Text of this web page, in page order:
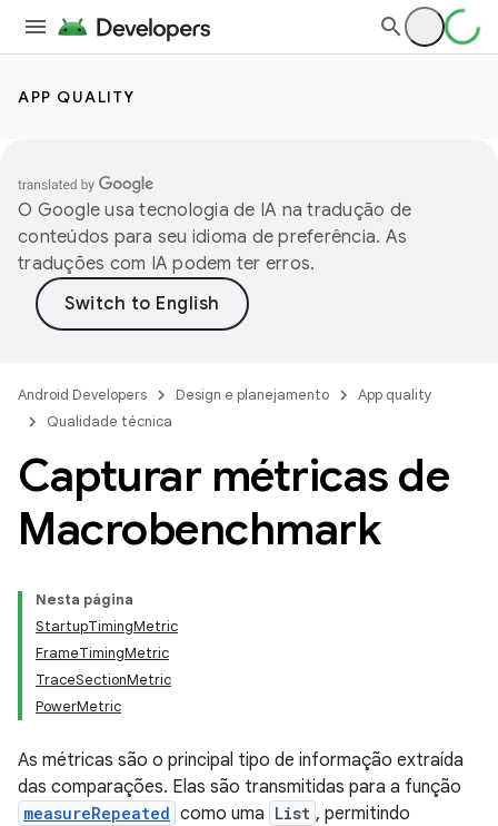
APP QUALITY
O Google usa tecnologia de IA na tradução de
conteúdos para seu idioma de preferência. As
traduções com IA podem ter erros.
Android Developers Design e planejamento
App quality
Qualidade técnica
Capturar métricas de
Macrobenchmark
Nesta página
StartupTimingMetric
FrameTimingMetric
TraceSectionMetric
PowerMetric
As métricas são o principal tipo de informação extraída
das comparações. Elas são transmitidas para a função
measureRepeated como uma List , permitindo